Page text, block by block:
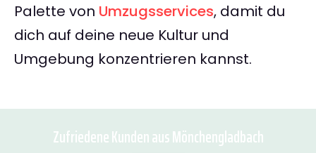
Palette von Umzugsservices, damit du
dich auf deine neue Kultur und
Umgebung konzentrieren kannst.
Zufriedene Kunden aus Mönchengladbach